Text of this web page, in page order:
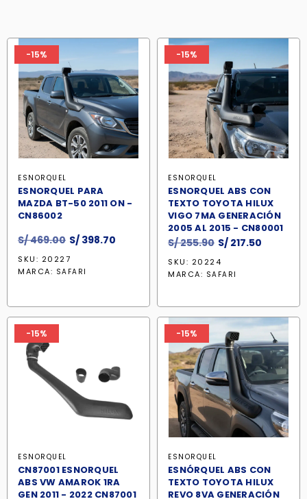
-15%
ESNORQUEL
ESNORQUEL PARA
MAZDA BT-50 2011 ON -
CN86002
S/469.00 El
precio
original
S/ 398.70
SKU: 20227
MARCA: SAFARI
-15%
ESNORQUEL
ESNORQUEL ABS CON
TEXTO TOYOTA HILUX
VIGO 7MA GENERACIÓN
2005 AL 2015 - CN80001
S/255.90 El
precio
original
S/ 217.50
SKU: 20224
MARCA: SAFARI
-15%
ESNORQUEL
CN87001 ESNORQUEL
ABS VW AMAROK 1RA
GEN 2011 - 2022 CN87001
-15%
ESNORQUEL
ESNÓRQUEL ABS CON
TEXTO TOYOTA HILUX
REVO 8VA GENERACIÓN